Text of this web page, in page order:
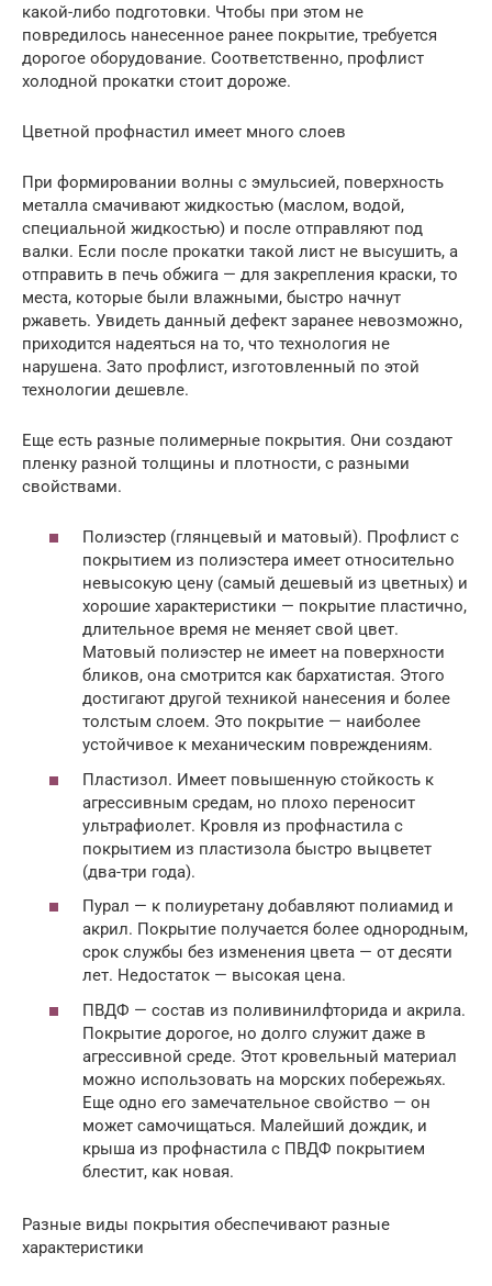
какой-либо подготовки. Чтобы при этом не
повредилось нанесенное ранее покрытие, требуется
дорогое оборудование. Соответственно, профлист
холодной прокатки стоит дороже.
Цветной профнастил имеет много слоев
При формировании волны с эмульсией, поверхность
металла смачивают жидкостью (маслом, водой,
специальной жидкостью) и после отправляют под
валки. Если после прокатки такой лист не высушить, а
отправить в печь обжига — для закрепления краски, то
места, которые были влажными, быстро начнут
ржаветь. Увидеть данный дефект заранее невозможно,
приходится надеяться на то, что технология не
нарушена. Зато профлист, изготовленный по этой
технологии дешевле.
Еще есть разные полимерные покрытия. Они создают
пленку разной толщины и плотности, с разными
свойствами.
Полиэстер (глянцевый и матовый). Профлист с
покрытием из полиэстера имеет относительно
невысокую цену (самый дешевый из цветных) и
хорошие характеристики — покрытие пластично,
длительное время не меняет свой цвет.
Матовый полиэстер не имеет на поверхности
бликов, она смотрится как бархатистая. Этого
достигают другой техникой нанесения и более
толстым слоем. Это покрытие — наиболее
устойчивое к механическим повреждениям.
Пластизол. Имеет повышенную стойкость к
агрессивным средам, но плохо переносит
ультрафиолет. Кровля из профнастила с
покрытием из пластизола быстро выцветет
(два-три года).
Пурал — к полиуретану добавляют полиамид и
акрил. Покрытие получается более однородным,
срок службы без изменения цвета — от десяти
лет. Недостаток — высокая цена.
ПВДФ — состав из поливинилфторида и акрила.
Покрытие дорогое, но долго служит даже в
агрессивной среде. Этот кровельный материал
можно использовать на морских побережьях.
Еще одно его замечательное свойство — он
может самочищаться. Малейший дождик, и
крыша из профнастила с ПВДФ покрытием
блестит, как новая.
Разные виды покрытия обеспечивают разные
характеристики